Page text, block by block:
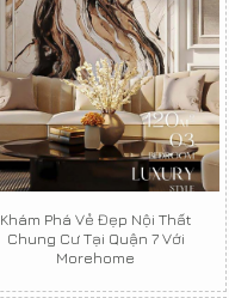
Khám Phá Vẻ Đẹp Nội Thất
Chung Cư Tại Quận 7 Với
Morehome